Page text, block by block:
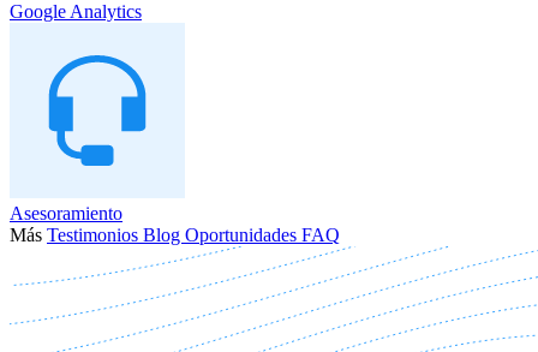
Google Analytics
Asesoramiento
Más Testimonios Blog Oportunidades FAQ